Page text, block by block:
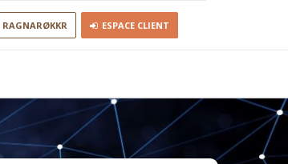
RAGNARØKKR ESPACE CLIENT